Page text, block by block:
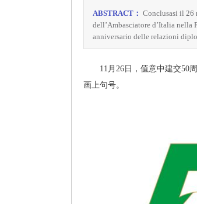
ABSTRACT： Conclusasi il 26
dell’Ambasciatore d’Italia nella
anniversario delle relazioni
11月26日，值意中建交50周
画上句号。